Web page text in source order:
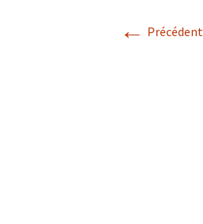
← Précédent